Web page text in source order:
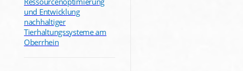
und Entwicklung
nachhaltiger
Tierhaltungssysteme am
Oberrhein